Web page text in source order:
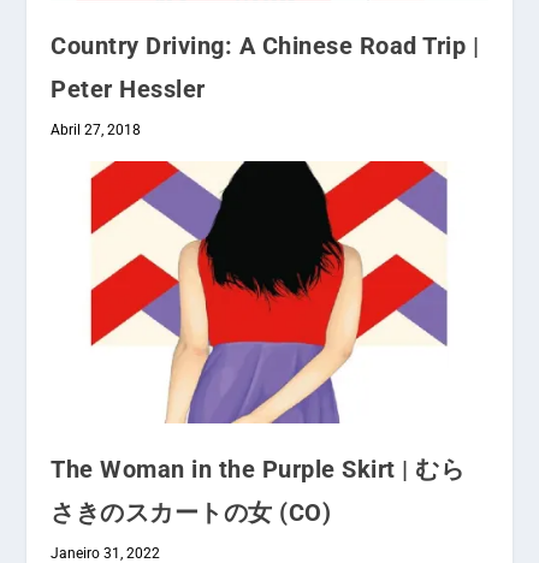
Country Driving: A Chinese Road Trip |
Peter Hessler
Abril 27, 2018
The Woman in the Purple Skirt | むら
さきのスカートの女 (CO)
Janeiro 31, 2022